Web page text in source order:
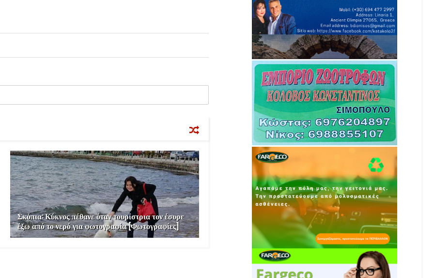
Σκόπια: Κύκνος πέθανε όταν τουρίστρια τον έσυρε
έξω από το νερό για φωτογραφία [Φωτογραφίες]